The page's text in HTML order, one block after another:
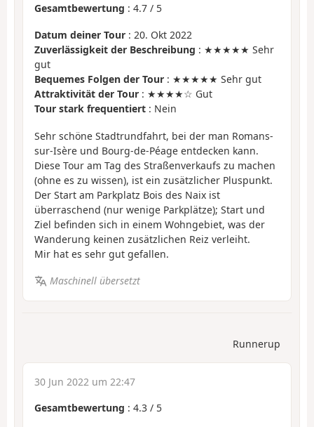
Gesamtbewertung : 4.7 / 5
Datum deiner Tour : 20. Okt 2022
Zuverlässigkeit der Beschreibung : ★★★★★ Sehr
gut
Bequemes Folgen der Tour : ★★★★★ Sehr gut
Attraktivität der Tour : ★★★★☆ Gut
Tour stark frequentiert : Nein
Sehr schöne Stadtrundfahrt, bei der man Romans-
sur-Isère und Bourg-de-Péage entdecken kann.
Diese Tour am Tag des Straßenverkaufs zu machen
(ohne es zu wissen), ist ein zusätzlicher Pluspunkt.
Der Start am Parkplatz Bois des Naix ist
überraschend (nur wenige Parkplätze); Start und
Ziel befinden sich in einem Wohngebiet, was der
Wanderung keinen zusätzlichen Reiz verleiht.
Mir hat es sehr gut gefallen.
Maschinell übersetzt
Runnerup
30 Jun 2022 um 22:47
Gesamtbewertung : 4.3 / 5